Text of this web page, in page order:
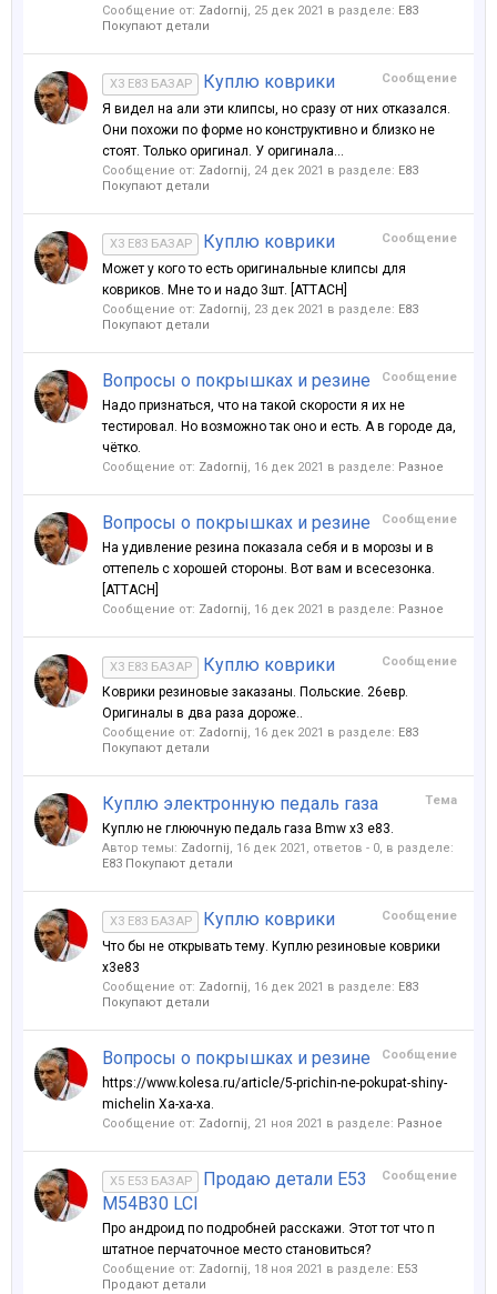
Сообщение от: Zadornij, 25 дек 2021 в разделе: Е83
Покупают детали
Сообщение
X3 E83 БАЗАР Куплю коврики
Я видел на али эти клипсы, но сразу от них отказался.
Они похожи по форме но конструктивно и близко не
стоят. Только оригинал. У оригинала...
Сообщение от: Zadornij, 24 дек 2021 в разделе: Е83
Покупают детали
Сообщение
X3 E83 БАЗАР Куплю коврики
Может у кого то есть оригинальные клипсы для
ковриков. Мне то и надо 3шт. [ATTACH]
Сообщение от: Zadornij, 23 дек 2021 в разделе: Е83
Покупают детали
Сообщение
Вопросы о покрышках и резине
Надо признаться, что на такой скорости я их не
тестировал. Но возможно так оно и есть. А в городе да,
чётко.
Сообщение от: Zadornij, 16 дек 2021 в разделе: Разное
Сообщение
Вопросы о покрышках и резине
На удивление резина показала себя и в морозы и в
оттепель с хорошей стороны. Вот вам и всесезонка.
[ATTACH]
Сообщение от: Zadornij, 16 дек 2021 в разделе: Разное
Сообщение
X3 E83 БАЗАР Куплю коврики
Коврики резиновые заказаны. Польские. 26евр.
Оригиналы в два раза дороже..
Сообщение от: Zadornij, 16 дек 2021 в разделе: Е83
Покупают детали
Тема
Куплю электронную педаль газа
Куплю не глюючную педаль газа Bmw x3 e83.
Автор темы: Zadornij, 16 дек 2021 , ответов - 0, в разделе:
Е83 Покупают детали
Сообщение
X3 E83 БАЗАР Куплю коврики
Что бы не открывать тему. Куплю резиновые коврики
x3e83
Сообщение от: Zadornij, 16 дек 2021 в разделе: Е83
Покупают детали
Сообщение
Вопросы о покрышках и резине
https://www.kolesa.ru/article/5-prichin-ne-pokupat-shiny-
michelin Ха-ха-ха.
Сообщение от: Zadornij, 21 ноя 2021 в разделе: Разное
Сообщение
X5 E53 БАЗАР
Продаю детали E53
M54B30 LCI
Про андроид по подробней расскажи. Этот тот что п
штатное перчаточное место становиться?
Сообщение от: Zadornij, 18 ноя 2021 в разделе: Е53
Продают детали